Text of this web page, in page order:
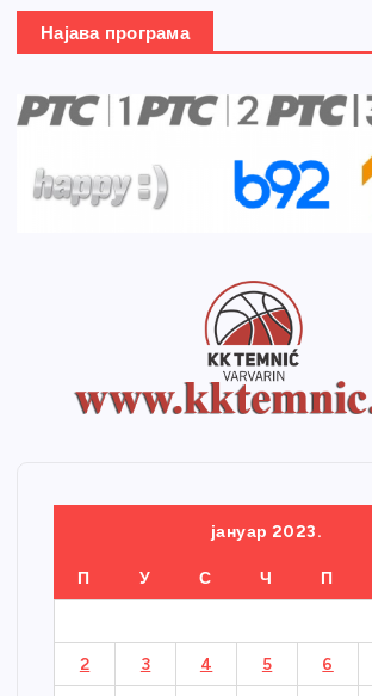
Најава програма
јануар 2023.
П У С Ч П
2 3 4 5 6